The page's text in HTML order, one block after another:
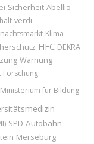
Sicherheit Abellio
verdi
Klima
HFC DEKRA
Warnung
Forschung
Ministerium für Bildung
SPD Autobahn
Merseburg